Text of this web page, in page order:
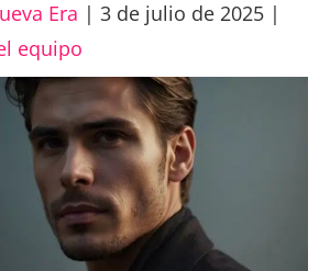
Era | 3 de julio de 2025 |
equipo